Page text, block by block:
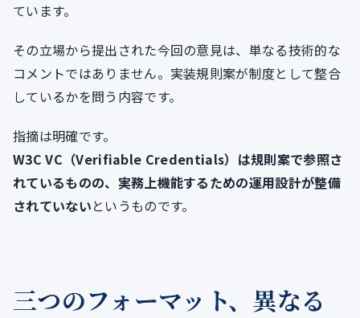
ています。
その立場から提出された今回の意見は、単なる技術的な
コメントではありません。実装規則案が制度として整合
しているかを問う内容です。
指摘は明確です。
W3C VC（Verifiable Credentials）は規則案で参照さ
れているものの、実務上機能するための運用設計が整備
されていないというものです。
三つのフォーマット、異なる